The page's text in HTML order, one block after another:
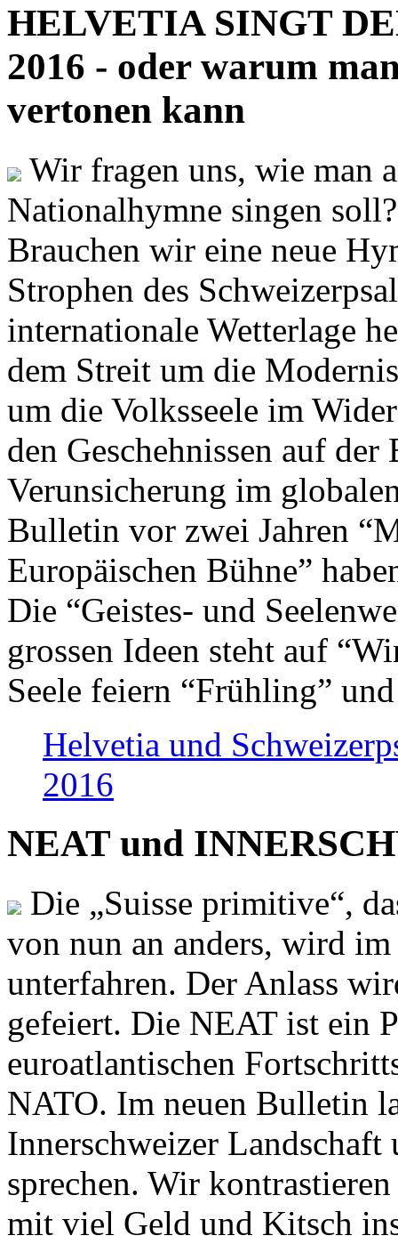
HELVETIA SINGT
2016 - oder warum
vertonen kann
Wir fragen uns, wie man
Nationalhymne singen
Brauchen wir eine neue
Strophen des
internationale Wetterlage
dem Streit um die
um die Volksseele im
den Geschehnissen auf
Verunsicherung im
Bulletin vor zwei Jahren
Europäischen Bühne”
Die “Geistes- und
grossen Ideen steht auf
Seele feiern “Frühling”
Helvetia und
2016
NEAT und
Die „Suisse primitive“,
von nun an anders, wird
unterfahren. Der Anlass
gefeiert. Die NEAT ist ein
euroatlantischen
NATO. Im neuen Bulletin
Innerschweizer
sprechen. Wir
mit viel Geld und Kitsch